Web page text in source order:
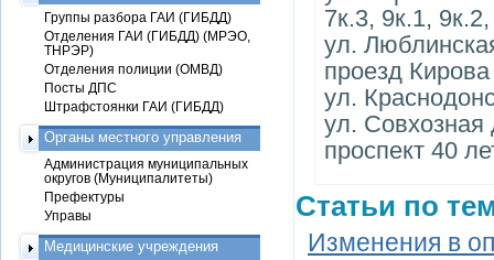
7к.3, 9к.1,
ул.
проезд
ул.
ул. Совхозная
проспект 40
Статьи по
Изменения в
Группы разбора ГАИ (ГИБДД)
Отделения ГАИ (ГИБДД) (МРЭО,
ТНРЭР)
Отделения полиции (ОМВД)
Посты ДПС
Штрафстоянки ГАИ (ГИБДД)
Органы местного управления
Администрация муниципальных
округов (Муниципалитеты)
Префектуры
Управы
Медицинские учреждения